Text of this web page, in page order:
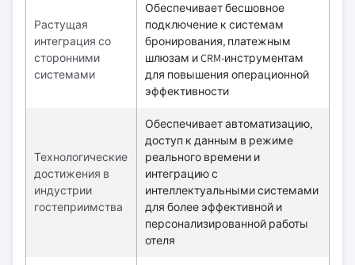
Растущая
интеграция со
сторонними
системами
Обеспечивает бесшовное
подключение к системам
бронирования, платежным
шлюзам и CRM-инструментам
для повышения операционной
эффективности
Технологические
достижения в
индустрии
гостеприимства
Обеспечивает автоматизацию,
доступ к данным в режиме
реального времени и
интеграцию с
интеллектуальными системами
для более эффективной и
персонализированной работы
отеля